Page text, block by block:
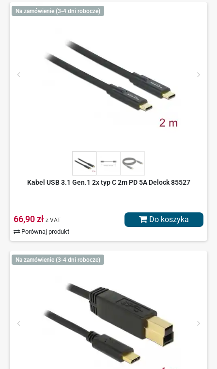
Na zamówienie (3-4 dni robocze)
Kabel USB 3.1 Gen.1 2x typ C 2m PD 5A Delock 85527
66,90 zł z VAT
Porównaj produkt
Do koszyka
Na zamówienie (3-4 dni robocze)